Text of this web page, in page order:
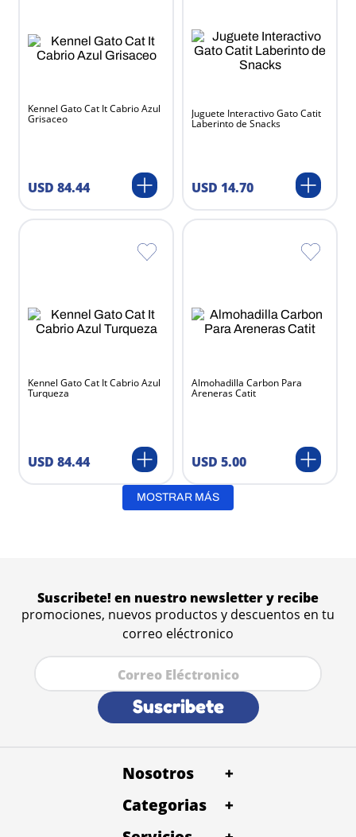
Kennel Gato Cat It Cabrio Azul
Grisaceo
USD 84.44
Juguete Interactivo Gato Catit
Laberinto de Snacks
USD 14.70
Kennel Gato Cat It Cabrio Azul
Turqueza
USD 84.44
Almohadilla Carbon Para
Areneras Catit
USD 5.00
MOSTRAR MÁS
Suscribete! en nuestro newsletter y recibe
promociones, nuevos productos y descuentos en tu
correo eléctronico
Suscribete
Nosotros
+
Quienes Somos
Categorias
+